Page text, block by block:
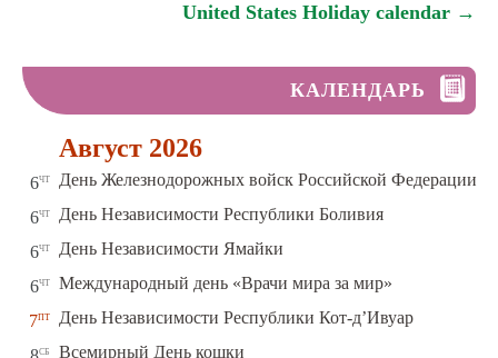
United States Holiday calendar →
КАЛЕНДАРЬ
Август 2026
6чт День Железнодорожных войск Российской Федерации
6чт День Независимости Республики Боливия
6чт День Независимости Ямайки
6чт Международный день «Врачи мира за мир»
7пт День Независимости Республики Кот-д’Ивуар
сб Всемирный День кошки